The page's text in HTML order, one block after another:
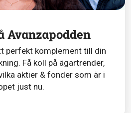
Avanzapodden
perfekt komplement till din
Få koll på ägartrender,
aktier & fonder som är i
just nu.